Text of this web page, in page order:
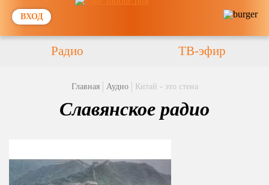
ВХОД
Радио ТВ-эфир
Главная Аудио Китай - это стена
Славянское радио